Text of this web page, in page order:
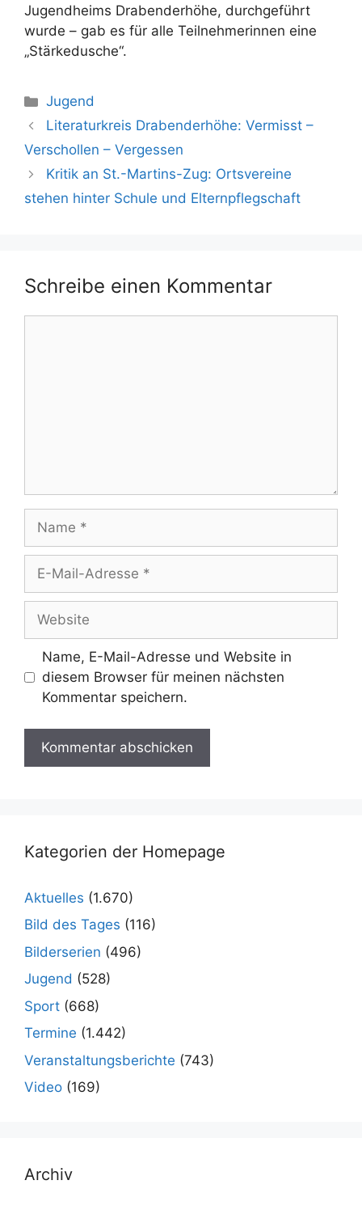
Jugendheims Drabenderhöhe, durchgeführt
wurde – gab es für alle Teilnehmerinnen eine
„Stärkedusche“.
Kategorien
Jugend
Literaturkreis Drabenderhöhe: Vermisst –
Verschollen – Vergessen
Kritik an St.-Martins-Zug: Ortsvereine
stehen hinter Schule und Elternpflegschaft
Schreibe einen Kommentar
Name
Adresse
Website
Name, E-Mail-Adresse und Website in
diesem Browser für meinen nächsten
Kommentar speichern.
Kategorien der Homepage
Aktuelles (1.670)
Bild des Tages (116)
Bilderserien (496)
Jugend (528)
Sport (668)
Termine (1.442)
Veranstaltungsberichte (743)
Video (169)
Archiv